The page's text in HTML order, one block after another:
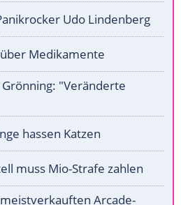
Udo Lindenberg
Medikamente
"Veränderte
hassen Katzen
muss Mio-Strafe zahlen
Arcade-